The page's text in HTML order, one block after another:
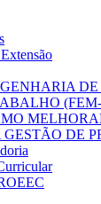
GESTÃO DE